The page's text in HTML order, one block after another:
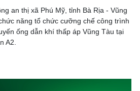
an thị xã Phú Mỹ, tỉnh Bà Rịa - Vũng
năng tổ chức cưỡng chế công trình
ống dẫn khí thấp áp Vũng Tàu tại
A2.